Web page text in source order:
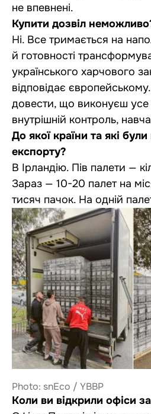
не впевнені.
Купити дозвіл
Ні. Все тримається на
й готовності
українського харчового
відповідає
довести, що виконуєш усе
внутрішній контроль,
До якої країни та які
експорту?
В Ірландію. Пів палети —
Зараз — 10-20 палет на
тисяч пачок. На одній
Photo: snEco / YBBP
Коли ви відкрили офіси